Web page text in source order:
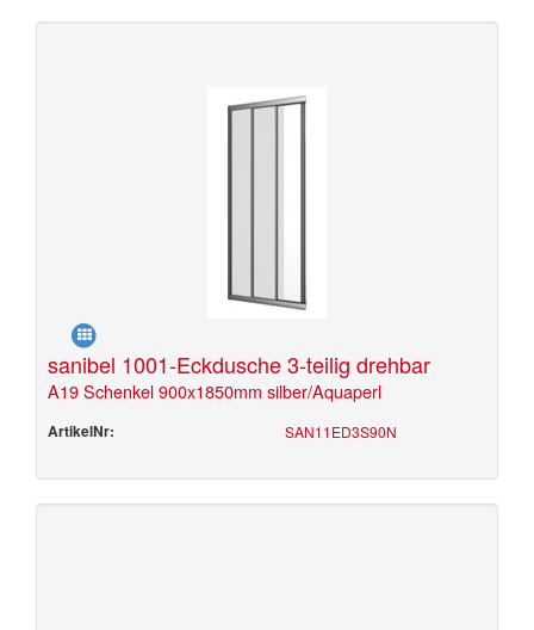
sanibel 1001-Eckdusche 3-teilig drehbar
A19 Schenkel 900x1850mm silber/Aquaperl
ArtikelNr: SAN11ED3S90N